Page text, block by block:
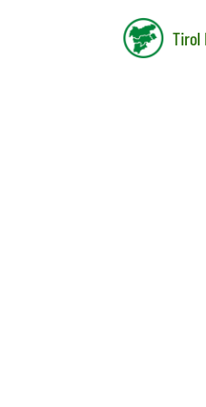
Tirol